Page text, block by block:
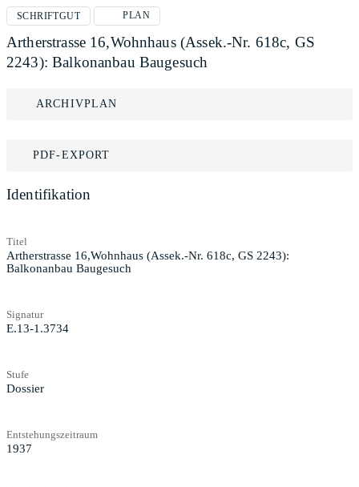
SCHRIFTGUT PLAN
Artherstrasse 16,Wohnhaus (Assek.-Nr. 618c, GS
2243): Balkonanbau Baugesuch
ARCHIVPLAN
PDF-EXPORT
Identifikation
Titel
Artherstrasse 16,Wohnhaus (Assek.-Nr. 618c, GS 2243):
Balkonanbau Baugesuch
Signatur
E.13-1.3734
Stufe
Dossier
Entstehungszeitraum
1937